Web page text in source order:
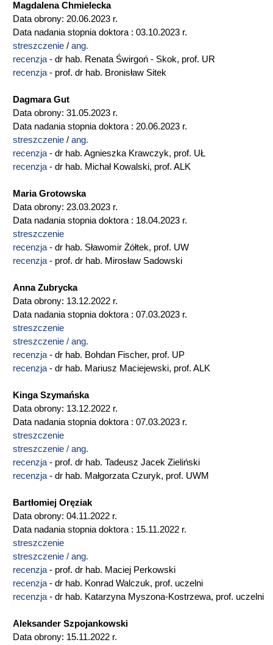
Magdalena Chmielecka
Data obrony: 20.06.2023 r.
Data nadania stopnia doktora : 03.10.2023 r.
streszczenie / ang.
recenzja - dr hab. Renata Świrgoń - Skok, prof. UR
recenzja - prof. dr hab. Bronisław Sitek
Dagmara Gut
Data obrony: 31.05.2023 r.
Data nadania stopnia doktora : 20.06.2023 r.
streszczenie / ang.
recenzja - dr hab. Agnieszka Krawczyk, prof. UŁ
recenzja - dr hab. Michał Kowalski, prof. ALK
Maria Grotowska
Data obrony: 23.03.2023 r.
Data nadania stopnia doktora : 18.04.2023 r.
streszczenie
recenzja - dr hab. Sławomir Żółtek, prof. UW
recenzja - prof. dr hab. Mirosław Sadowski
Anna Zubrycka
Data obrony: 13.12.2022 r.
Data nadania stopnia doktora : 07.03.2023 r.
streszczenie
streszczenie / ang.
recenzja - dr hab. Bohdan Fischer, prof. UP
recenzja - dr hab. Mariusz Maciejewski, prof. ALK
Kinga Szymańska
Data obrony: 13.12.2022 r.
Data nadania stopnia doktora : 07.03.2023 r.
streszczenie
streszczenie / ang.
recenzja - prof. dr hab. Tadeusz Jacek Zieliński
recenzja - dr hab. Małgorzata Czuryk, prof. UWM
Bartłomiej Oręziak
Data obrony: 04.11.2022 r.
Data nadania stopnia doktora : 15.11.2022 r.
streszczenie
streszczenie / ang.
recenzja - prof. dr hab. Maciej Perkowski
recenzja - dr hab. Konrad Walczuk, prof. uczelni
recenzja - dr hab. Katarzyna Myszona-Kostrzewa, prof. uczelni
Aleksander Szpojankowski
Data obrony: 15.11.2022 r.